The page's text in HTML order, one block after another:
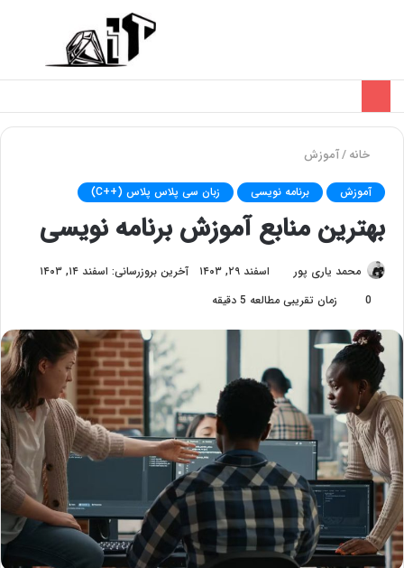
خانه/آموزش
آموزش برنامه نویسی زبان سی پلاس پلاس (++C)
بهترین منابع آموزش برنامه‌ نویسی
محمد یاری پور اسفند ۲۹, ۱۴۰۳
آخرین بروزرسانی: اسفند ۱۴, ۱۴۰۳
0
زمان تقریبی مطالعه 5 دقیقه